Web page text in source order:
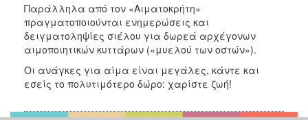
Παράλληλα από τον «Αιματοκρήτη»
πραγματοποιούνται ενημερώσεις και
δειγματοληψίες σιέλου για δωρεά αρχέγονων
αιμοποιητικών κυττάρων («μυελού των οστών»).
Οι ανάγκες για αίμα είναι μεγάλες, κάντε και
εσείς το πολυτιμότερο δώρο: χαρίστε ζωή!